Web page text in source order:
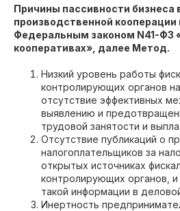
Причины пассивности бизнеса
производственной кооперации
Федеральным законом N41-ФЗ
кооперативах», далее Метод.
Низкий уровень работы
контролирующих органов
отсутствие эффективных
выявлению и
трудовой занятости и
Отсутствие публикаций о
налогоплательщиков за
открытых источниках
контролирующих органов,
такой информации в
Инертность